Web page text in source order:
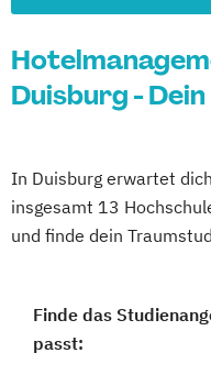
Duisburg -
In Duisburg erwartet
insgesamt 13
und finde dein
Finde das
passt: